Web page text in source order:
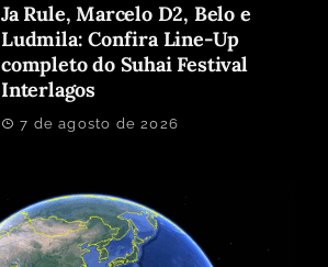
Ja Rule, Marcelo D2, Belo e
Ludmila: Confira Line-Up
completo do Suhai Festival
Interlagos
7 de agosto de 2026